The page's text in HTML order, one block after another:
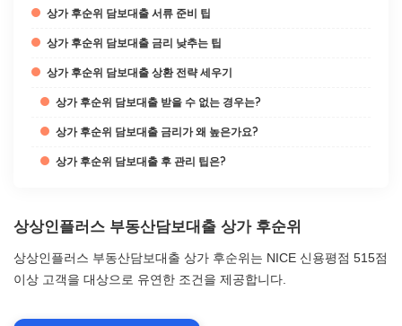
상가 후순위 담보대출 서류 준비 팁
상가 후순위 담보대출 금리 낮추는 팁
상가 후순위 담보대출 상환 전략 세우기
상가 후순위 담보대출 받을 수 없는 경우는?
상가 후순위 담보대출 금리가 왜 높은가요?
상가 후순위 담보대출 후 관리 팁은?
상상인플러스 부동산담보대출 상가 후순위
상상인플러스 부동산담보대출 상가 후순위는 NICE 신용평점 515점
이상 고객을 대상으로 유연한 조건을 제공합니다.